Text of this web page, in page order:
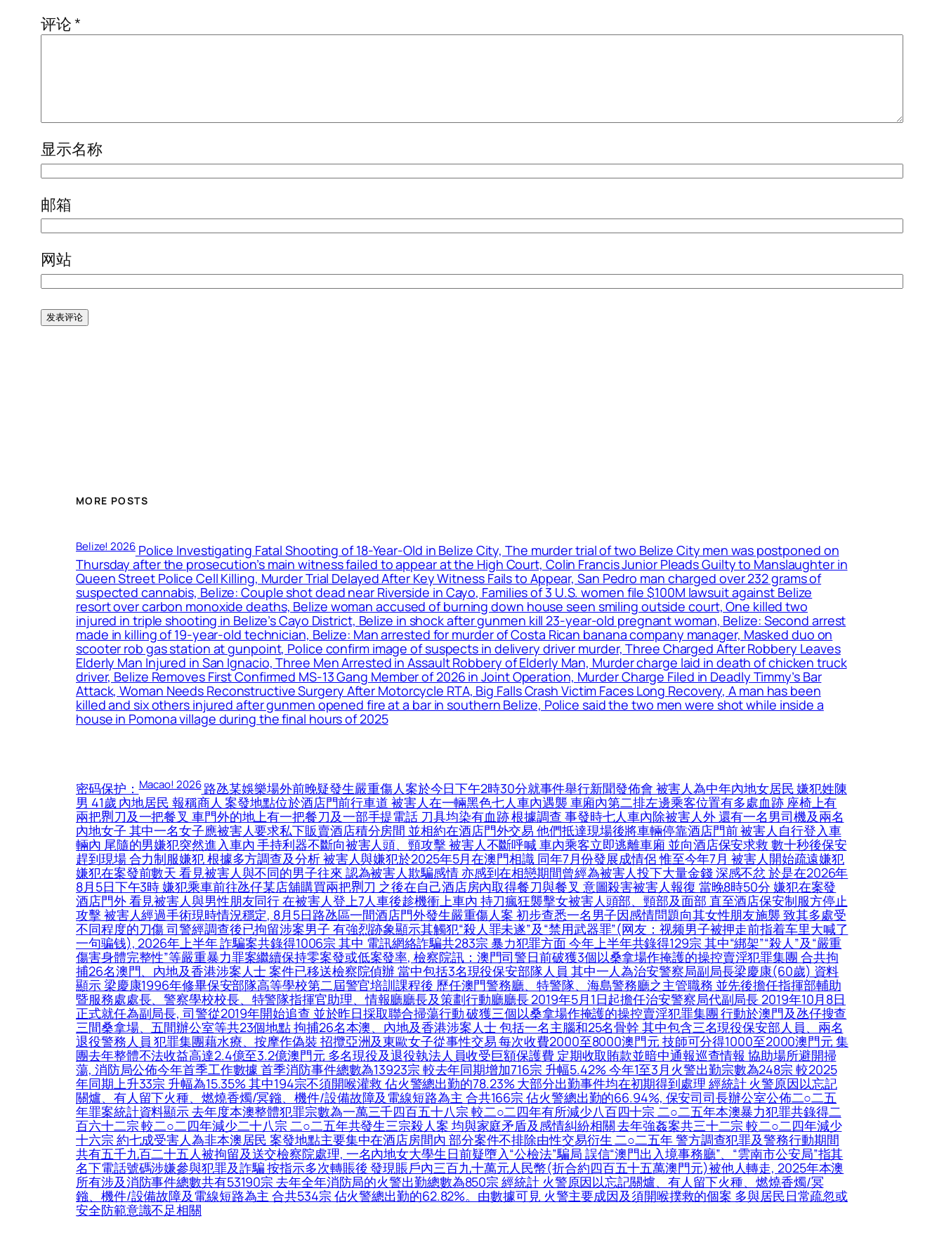
评论*
显示名称
邮箱
网站
MORE POSTS
Belize! 2026Police Investigating Fatal Shooting of 18-Year-Old in Belize City, The murder trial of two Belize City men was postponed on
Thursday after the prosecution’s main witness failed to appear at the High Court, Colin Francis Junior Pleads Guilty to Manslaughter in
Queen Street Police Cell Killing, Murder Trial Delayed After Key Witness Fails to Appear, San Pedro man charged over 232 grams of
suspected cannabis, Belize: Couple shot dead near Riverside in Cayo, Families of 3 U.S. women file $100M lawsuit against Belize
resort over carbon monoxide deaths, Belize woman accused of burning down house seen smiling outside court, One killed two
injured in triple shooting in Belize’s Cayo District, Belize in shock after gunmen kill 23-year-old pregnant woman, Belize: Second arrest
made in killing of 19-year-old technician, Belize: Man arrested for murder of Costa Rican banana company manager, Masked duo on
scooter rob gas station at gunpoint, Police confirm image of suspects in delivery driver murder, Three Charged After Robbery Leaves
Elderly Man Injured in San Ignacio, Three Men Arrested in Assault Robbery of Elderly Man, Murder charge laid in death of chicken truck
driver, Belize Removes First Confirmed MS-13 Gang Member of 2026 in Joint Operation, Murder Charge Filed in Deadly Timmy’s Bar
Attack, Woman Needs Reconstructive Surgery After Motorcycle RTA, Big Falls Crash Victim Faces Long Recovery, A man has been
killed and six others injured after gunmen opened fire at a bar in southern Belize, Police said the two men were shot while inside a
house in Pomona village during the final hours of 2025
密码保护：Macao! 2026路氹某娛樂場外前晚疑發生嚴重傷人案於今日下午2時30分就事件舉行新聞發佈會 被害人為中年內地女居民 嫌犯姓陳
男 41歲 內地居民 報稱商人 案發地點位於酒店門前行車道 被害人在一輛黑色七人車內遇襲 車廂內第二排左邊乘客位置有多處血跡 座椅上有
兩把𠝹刀及一把餐叉 車門外的地上有一把餐刀及一部手提電話 刀具均染有血跡 根據調查 事發時七人車內除被害人外 還有一名男司機及兩名
內地女子 其中一名女子應被害人要求私下販賣酒店積分房間 並相約在酒店門外交易 他們抵達現場後將車輛停靠酒店門前 被害人自行登入車
輛內 尾隨的男嫌犯突然進入車內 手持利器不斷向被害人頭、頸攻擊 被害人不斷呼喊 車內乘客立即逃離車廂 並向酒店保安求救 數十秒後保安
趕到現場 合力制服嫌犯 根據多方調查及分析 被害人與嫌犯於2025年5月在澳門相識 同年7月份發展成情侶 惟至今年7月 被害人開始疏遠嫌犯
嫌犯在案發前數天 看見被害人與不同的男子往來 認為被害人欺騙感情 亦感到在相戀期間曾經為被害人投下大量金錢 深感不忿 於是在2026年
8月5日下午3時 嫌犯乘車前往氹仔某店舖購買兩把𠝹刀 之後在自己酒店房內取得餐刀與餐叉 意圖殺害被害人報復 當晚8時50分 嫌犯在案發
酒店門外 看見被害人與男性朋友同行 在被害人登上7人車後趁機衝上車內 持刀瘋狂襲擊女被害人頭部、頸部及面部 直至酒店保安制服方停止
攻擊 被害人經過手術現時情況穩定, 8月5日路氹區一間酒店門外發生嚴重傷人案 初步查悉一名男子因感情問題向其女性朋友施襲 致其多處受
不同程度的刀傷 司警經調查後已拘留涉案男子 有強烈跡象顯示其觸犯“殺人罪未遂”及“禁用武器罪”(网友：视频男子被押走前指着车里大喊了
一句骗钱), 2026年上半年 詐騙案共錄得1006宗 其中 電訊網絡詐騙共283宗 暴力犯罪方面 今年上半年共錄得129宗 其中“綁架”“殺人”及“嚴重
傷害身體完整性”等嚴重暴力罪案繼續保持零案發或低案發率, 檢察院訊：澳門司警日前破獲3個以桑拿場作掩護的操控賣淫犯罪集團 合共拘
捕26名澳門、內地及香港涉案人士 案件已移送檢察院偵辦 當中包括3名現役保安部隊人員 其中一人為治安警察局副局長梁慶康(60歲) 資料
顯示 梁慶康1996年修畢保安部隊高等學校第二屆警官培訓課程後 歷任澳門警務廳、特警隊、海島警務廳之主管職務 並先後擔任指揮部輔助
暨服務處處長、警察學校校長、特警隊指揮官助理、情報廳廳長及策劃行動廳廳長 2019年5月1日起擔任治安警察局代副局長 2019年10月8日
正式就任為副局長, 司警從2019年開始追查 並於昨日採取聯合掃蕩行動 破獲三個以桑拿場作掩護的操控賣淫犯罪集團 行動於澳門及氹仔搜查
三間桑拿場、五間辦公室等共23個地點 拘捕26名本澳、內地及香港涉案人士 包括一名主腦和25名骨幹 其中包含三名現役保安部人員、兩名
退役警務人員 犯罪集團藉水療、按摩作偽裝 招攬亞洲及東歐女子從事性交易 每次收費2000至8000澳門元 技師可分得1000至2000澳門元 集
團去年整體不法收益高達2.4億至3.2億澳門元 多名現役及退役執法人員收受巨額保護費 定期收取賄款並暗中通報巡查情報 協助場所避開掃
蕩, 消防局公佈今年首季工作數據 首季消防事件總數為13923宗 較去年同期增加716宗 升幅5.42% 今年1至3月火警出勤宗數為248宗 較2025
年同期上升33宗 升幅為15.35% 其中194宗不須開喉灌救 佔火警總出勤的78.23% 大部分出勤事件均在初期得到處理 經統計 火警原因以忘記
關爐、有人留下火種、燃燒香燭/冥鏹、機件/設備故障及電線短路為主 合共166宗 佔火警總出勤的66.94%, 保安司司長辦公室公佈二○二五
年罪案統計資料顯示 去年度本澳整體犯罪宗數為一萬三千四百五十八宗 較二○二四年有所減少八百四十宗 二○二五年本澳暴力犯罪共錄得二
百六十二宗 較二○二四年減少二十八宗 二○二五年共發生三宗殺人案 均與家庭矛盾及感情糾紛相關 去年強姦案共三十二宗 較二○二四年減少
十六宗 約七成受害人為非本澳居民 案發地點主要集中在酒店房間內 部分案件不排除由性交易衍生 二○二五年 警方調查犯罪及警務行動期間
共有五千九百二十五人被拘留及送交檢察院處理, 一名內地女大學生日前疑墮入“公檢法”騙局 誤信“澳門出入境事務廳”、“雲南市公安局”指其
名下電話號碼涉嫌參與犯罪及詐騙 按指示多次轉賬後 發現賬戶內三百九十萬元人民幣(折合約四百五十五萬澳門元)被他人轉走, 2025年本澳
所有涉及消防事件總數共有53190宗 去年全年消防局的火警出勤總數為850宗 經統計 火警原因以忘記關爐、有人留下火種、燃燒香燭/冥
鏹、機件/設備故障及電線短路為主 合共534宗 佔火警總出勤的62.82%。由數據可見 火警主要成因及須開喉撲救的個案 多與居民日常疏忽或
安全防範意識不足相關